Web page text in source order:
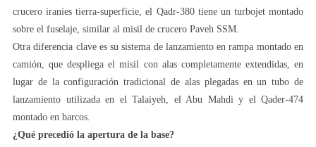
crucero iraníes tierra-superficie, el Qadr-380 tiene un turbojet montado
sobre el fuselaje, similar al misil de crucero Paveh SSM.
Otra diferencia clave es su sistema de lanzamiento en rampa montado en
camión, que despliega el misil con alas completamente extendidas, en
lugar de la configuración tradicional de alas plegadas en un tubo de
lanzamiento utilizada en el Talaiyeh, el Abu Mahdi y el Qader-474
montado en barcos.
¿Qué precedió la apertura de la base?